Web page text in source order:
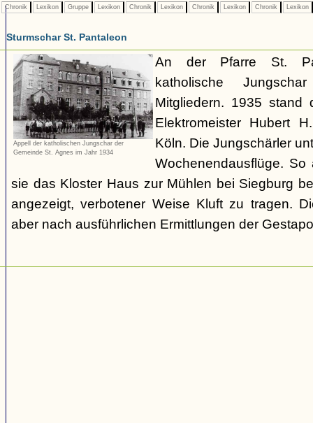
Chronik Lexikon Gruppe Lexikon Chronik Lexikon Chronik Lexikon Chronik Lexikon
Sturmschar St. Pantaleon
Appell der katholischen Jungschar der
Gemeinde St. Agnes im Jahr 1934
An der Pfarre St.
katholische
Mitgliedern. 1935 stand
Elektromeister Hubert
Köln. Die Jungschärler
Wochenendausflüge.
sie das Kloster Haus zur Mühlen bei Siegburg
angezeigt, verbotener Weise Kluft zu tragen.
aber nach ausführlichen Ermittlungen der